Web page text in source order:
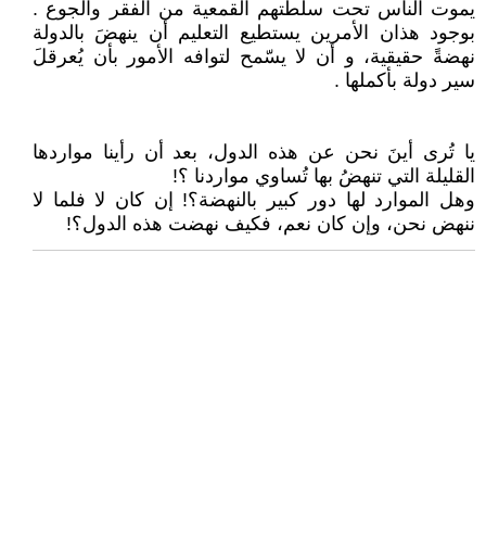
يموت الناس تحت سلطتهم القمعية من الفقر والجوع .
بوجود هذان الأمرين يستطيع التعليم أن ينهضَ بالدولة
نهضةً حقيقية، و أن لا يسّمح لتوافه الأمور بأن يُعرقلَ
سير دولة بأكملها .
يا تُرى أينَ نحن عن هذه الدول، بعد أن رأينا مواردها
القليلة التي تنهضُ بها تُساوي مواردنا ؟!
وهل الموارد لها دور كبير بالنهضة؟! إن كان لا فلما لا
ننهض نحن، وإن كان نعم، فكيف نهضت هذه الدول؟!